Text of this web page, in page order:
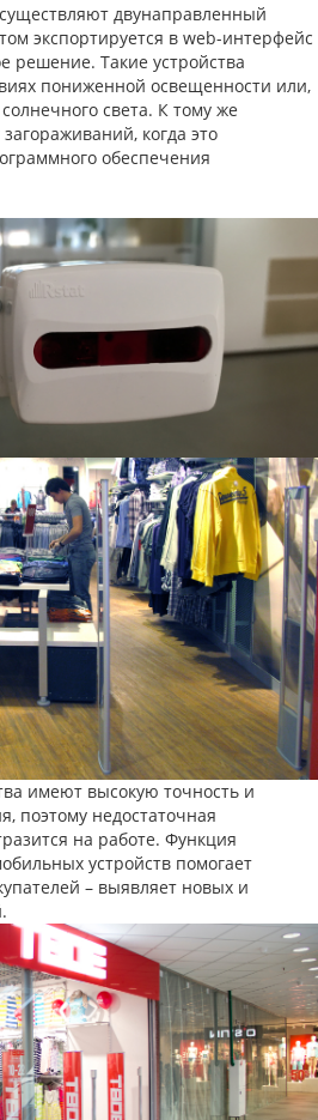
двунаправленный
экспортируется в web-интерфейс
решение. Такие устройства
пониженной освещенности или,
света. К тому же
когда это
обеспечения
имеют высокую точность и
поэтому недостаточная
на работе. Функция
устройств помогает
– выявляет новых и